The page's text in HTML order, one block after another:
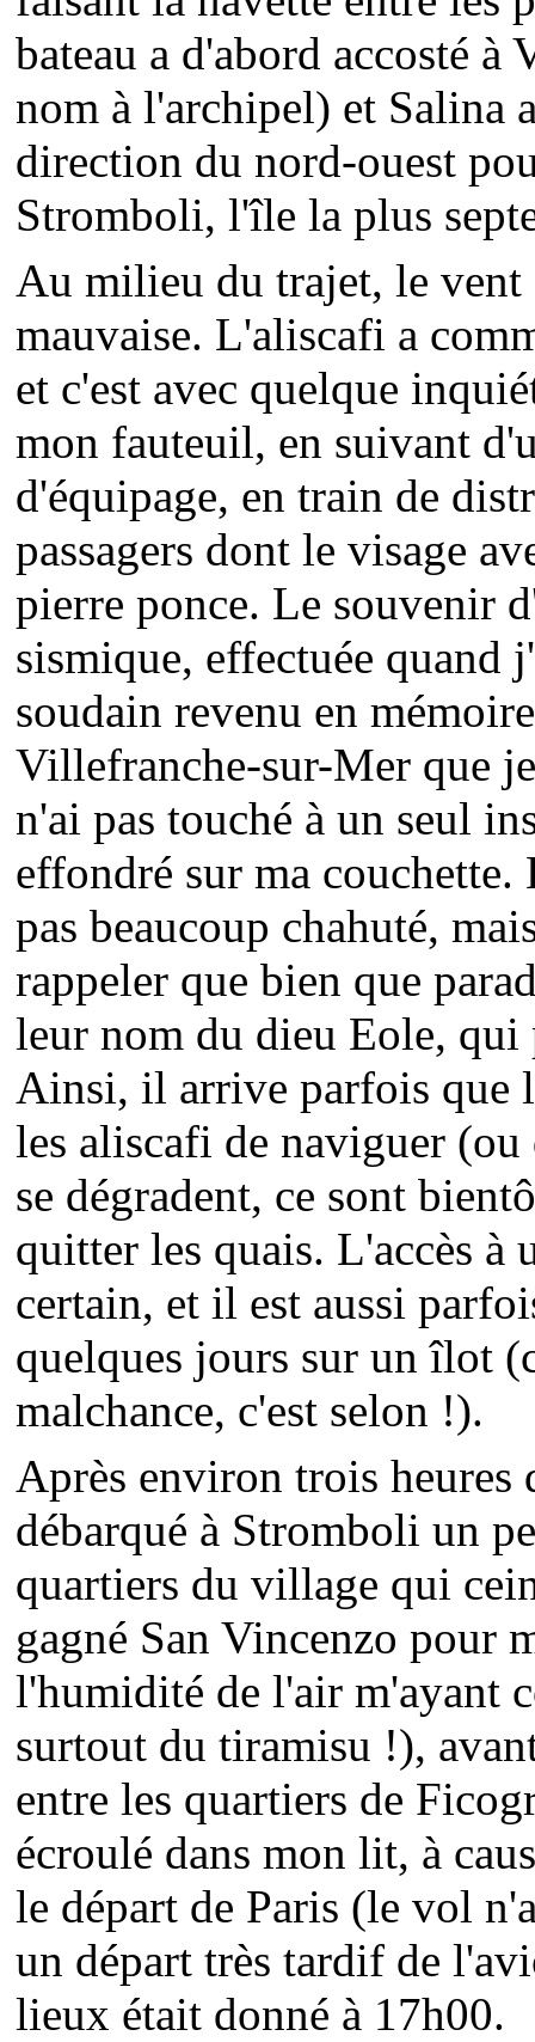
bateau a d'abord accosté
nom à l'archipel) et Salina
direction du nord-ouest
Stromboli, l'île la plus
Au milieu du trajet, le vent
mauvaise. L'aliscafi a
et c'est avec quelque
mon fauteuil, en suivant
d'équipage, en train de
passagers dont le visage
pierre ponce. Le souvenir
sismique, effectuée quand
soudain revenu en
Villefranche-sur-Mer que
n'ai pas touché à un seul
effondré sur ma couchette.
pas beaucoup chahuté,
rappeler que bien que
leur nom du dieu Eole,
Ainsi, il arrive parfois que
les aliscafi de naviguer
se dégradent, ce sont
quitter les quais. L'accès à
certain, et il est aussi
quelques jours sur un îlot
malchance, c'est selon !).
Après environ trois heures
débarqué à Stromboli un
quartiers du village qui
gagné San Vincenzo pour
l'humidité de l'air m'ayant
surtout du tiramisu !),
entre les quartiers de
écroulé dans mon lit, à
le départ de Paris (le vol
un départ très tardif de
lieux était donné à 17h00.